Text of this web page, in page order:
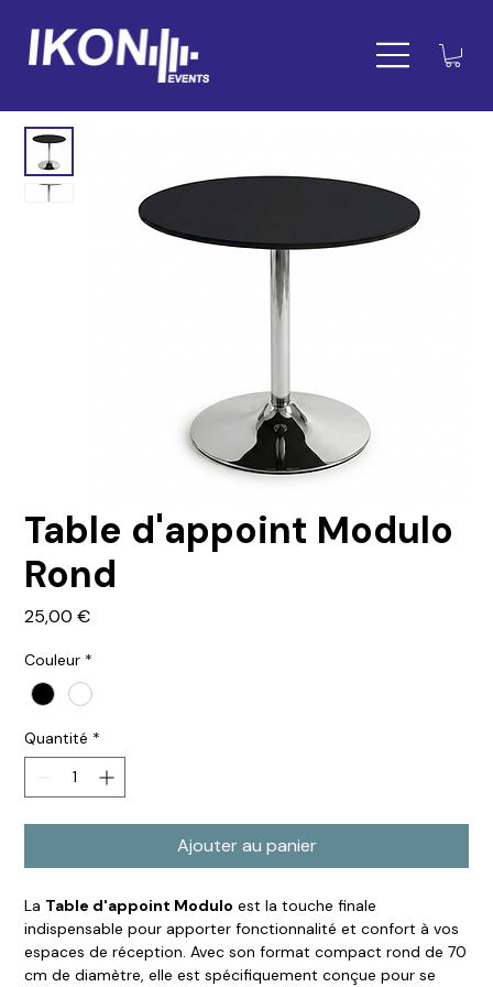
Table d'appoint Modulo
Rond
25,00 €Prix
Couleur *
Quantité *
Ajouter au panier
La Table d'appoint Modulo est la touche finale
indispensable pour apporter fonctionnalité et confort à vos
espaces de réception. Avec son format compact rond de 70
cm de diamètre, elle est spécifiquement conçue pour se